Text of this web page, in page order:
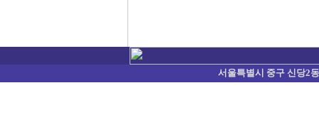
서울특별시 중구 신당2